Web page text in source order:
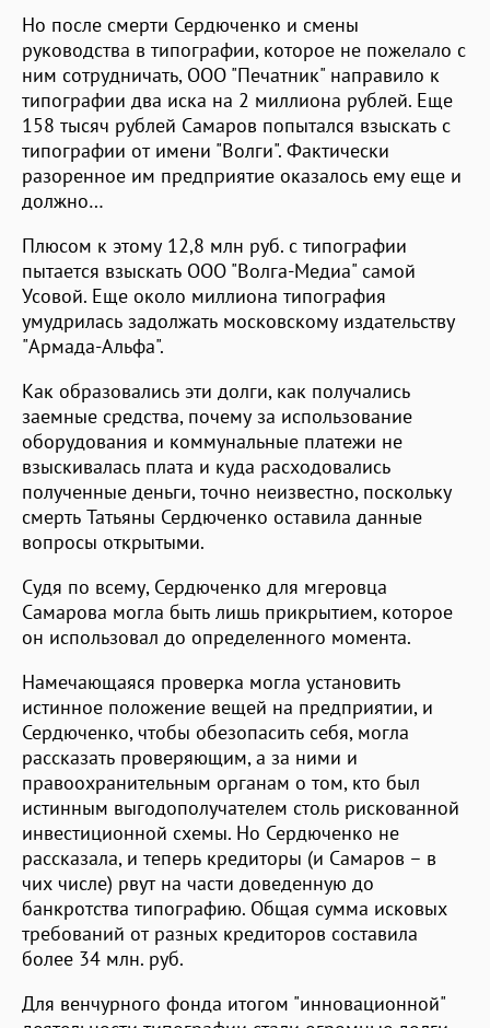
Но после смерти Сердюченко и смены
руководства в типографии, которое не пожелало с
ним сотрудничать, ООО "Печатник" направило к
типографии два иска на 2 миллиона рублей. Еще
158 тысяч рублей Самаров попытался взыскать с
типографии от имени "Волги". Фактически
разоренное им предприятие оказалось ему еще и
должно…
Плюсом к этому 12,8 млн руб. с типографии
пытается взыскать ООО "Волга-Медиа" самой
Усовой. Еще около миллиона типография
умудрилась задолжать московскому издательству
"Армада-Альфа".
Как образовались эти долги, как получались
заемные средства, почему за использование
оборудования и коммунальные платежи не
взыскивалась плата и куда расходовались
полученные деньги, точно неизвестно, поскольку
смерть Татьяны Сердюченко оставила данные
вопросы открытыми.
Судя по всему, Сердюченко для мгеровца
Самарова могла быть лишь прикрытием, которое
он использовал до определенного момента.
Намечающаяся проверка могла установить
истинное положение вещей на предприятии, и
Сердюченко, чтобы обезопасить себя, могла
рассказать проверяющим, а за ними и
правоохранительным органам о том, кто был
истинным выгодополучателем столь рискованной
инвестиционной схемы. Но Сердюченко не
рассказала, и теперь кредиторы (и Самаров – в
чих числе) рвут на части доведенную до
банкротства типографию. Общая сумма исковых
требований от разных кредиторов составила
более 34 млн. руб.
Для венчурного фонда итогом "инновационной"